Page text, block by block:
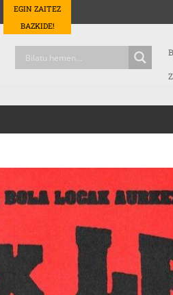
EGIN ZAITEZ
BAZKIDE!